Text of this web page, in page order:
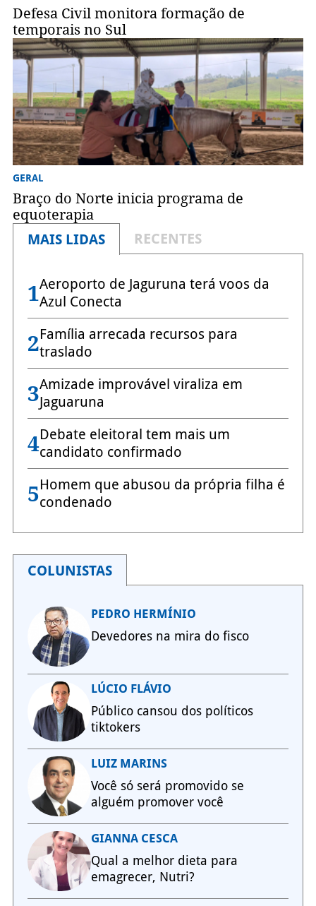
Defesa Civil monitora formação de
temporais no Sul
GERAL
Braço do Norte inicia programa de
equoterapia
MAIS LIDAS
RECENTES
1Aeroporto de Jaguruna terá voos da
Azul Conecta
2Família arrecada recursos para
traslado
3Amizade improvável viraliza em
Jaguaruna
4Debate eleitoral tem mais um
candidato confirmado
5Homem que abusou da própria filha é
condenado
COLUNISTAS
PEDRO HERMÍNIO
Devedores na mira do fisco
LÚCIO FLÁVIO
Público cansou dos políticos
tiktokers
LUIZ MARINS
Você só será promovido se
alguém promover você
GIANNA CESCA
Qual a melhor dieta para
emagrecer, Nutri?